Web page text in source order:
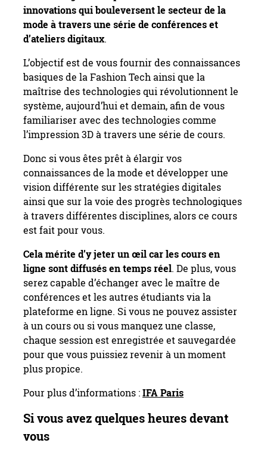
innovations qui bouleversent le secteur de la
mode à travers une série de conférences et
d’ateliers digitaux.
L’objectif est de vous fournir des connaissances
basiques de la Fashion Tech ainsi que la
maîtrise des technologies qui révolutionnent le
système, aujourd’hui et demain, afin de vous
familiariser avec des technologies comme
l’impression 3D à travers une série de cours.
Donc si vous êtes prêt à élargir vos
connaissances de la mode et développer une
vision différente sur les stratégies digitales
ainsi que sur la voie des progrès technologiques
à travers différentes disciplines, alors ce cours
est fait pour vous.
Cela mérite d’y jeter un œil car les cours en
ligne sont diffusés en temps réel. De plus, vous
serez capable d’échanger avec le maître de
conférences et les autres étudiants via la
plateforme en ligne. Si vous ne pouvez assister
à un cours ou si vous manquez une classe,
chaque session est enregistrée et sauvegardée
pour que vous puissiez revenir à un moment
plus propice.
Pour plus d’informations :IFA Paris
Si vous avez quelques heures devant
vous